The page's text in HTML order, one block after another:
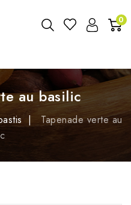
0
au basilic
Tapenade verte au